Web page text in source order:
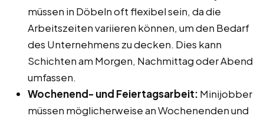
müssen in Döbeln oft flexibel sein, da die
Arbeitszeiten variieren können, um den Bedarf
des Unternehmens zu decken. Dies kann
Schichten am Morgen, Nachmittag oder Abend
umfassen.
Wochenend- und Feiertagsarbeit: Minijobber
müssen möglicherweise an Wochenenden und